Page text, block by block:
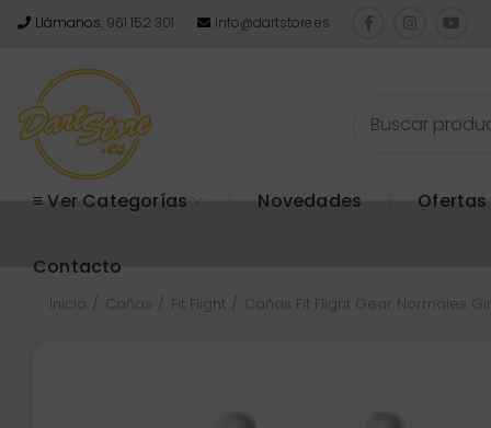
Llámanos: 961 152 301 info@dartstore.es
≡ Ver Categorías Novedades Ofertas
Contacto
Inicio Cañas Fit Flight Cañas Fit Flight Gear Normales